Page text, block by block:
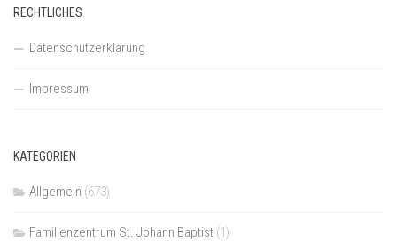
RECHTLICHES
Datenschutzerklärung
Impressum
KATEGORIEN
Allgemein (673)
Familienzentrum St. Johann Baptist (1)